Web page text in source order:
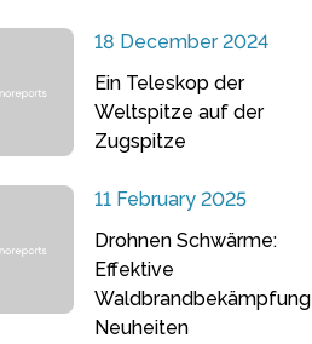
18 December 2024
Ein Teleskop der
Weltspitze auf der
Zugspitze
11 February 2025
Drohnen Schwärme:
Effektive
Waldbrandbekämpfung
Neuheiten